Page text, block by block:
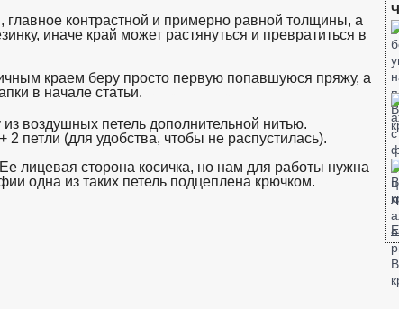
контрастной и примерно равной толщины, а
иначе край может растянуться и превратиться в
краем беру просто первую попавшуюся пряжу, а
в начале статьи.
воздушных петель дополнительной нитью.
2 петли (для удобства, чтобы не распустилась).
лицевая сторона косичка, но нам для работы нужна
одна из таких петель подцеплена крючком.